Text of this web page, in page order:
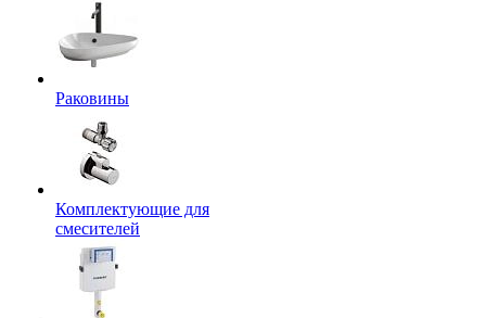
Раковины
Комплектующие для
смесителей